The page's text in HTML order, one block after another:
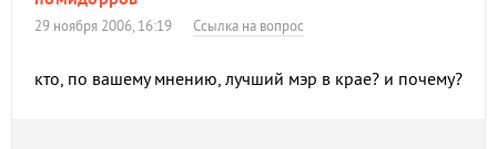
29 ноября 2006, 16:19 Ссылка на вопрос
кто, по вашему мнению, лучший мэр в крае? и почему?